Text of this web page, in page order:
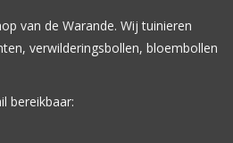
van de Warande. Wij tuinieren
verwilderingsbollen, bloembollen
bereikbaar: